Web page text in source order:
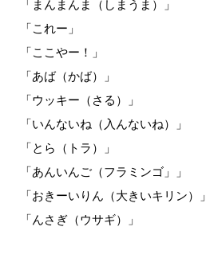
「まんまんま（しまうま）」
「これー」
「ここやー！」
「あば（かば）」
「ウッキー（さる）」
「いんないね（入んないね）」
「とら（トラ）」
「あんいんご（フラミンゴ」」
「おきーいりん（大きいキリン）」
「んさぎ（ウサギ）」